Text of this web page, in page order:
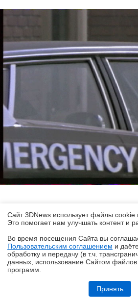
Обзор HUAWEI MatePad SE 11" (2026):
планшет с раритетной начинкой
Сайт 3DNews использует файлы cookie
Это помогает нам улучшать контент и
Во время посещения Cайта вы
Пользовательским соглашением и
обработку и передачу (в т.ч.
данных, использование Cайтом
программ.
Принять